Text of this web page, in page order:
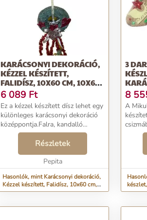
KARÁCSONYI DEKORÁCIÓ,
KÉZZEL KÉSZÍTETT,
FALIDÍSZ, 10X60 CM, 10X60
CM
6 089 Ft
Ez a kézzel készített dísz lehet egy
különleges karácsonyi dekoráció
középpontja.Falra, kandalló
környékére vagy ajtóra helyezhető,
és bárhová is kerül, biztos, hogy
csodálkozó pillantásokat fog
Részletek
Pepita
Hasonlók, mint Karácsonyi dekoráció,
Kézzel készített, Falidísz, 10x60 cm,
10x60 cm
3
8
A
lapát